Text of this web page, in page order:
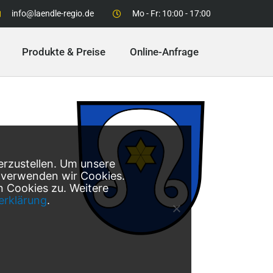
info@laendle-regio.de Mo - Fr: 10:00 - 17:00
Produkte & Preise Online-Anfrage
Um unsere
wir Cookies.
Cookies zu. Weitere
.